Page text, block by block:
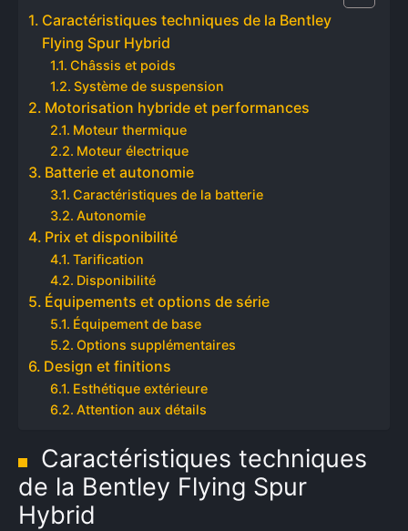
Caractéristiques techniques de la Bentley
Flying Spur Hybrid
Châssis et poids
Système de suspension
Motorisation hybride et performances
Moteur thermique
Moteur électrique
Batterie et autonomie
Caractéristiques de la batterie
Autonomie
Prix et disponibilité
Tarification
Disponibilité
Équipements et options de série
Équipement de base
Options supplémentaires
Design et finitions
Esthétique extérieure
Attention aux détails
Caractéristiques techniques
de la Bentley Flying Spur
Hybrid